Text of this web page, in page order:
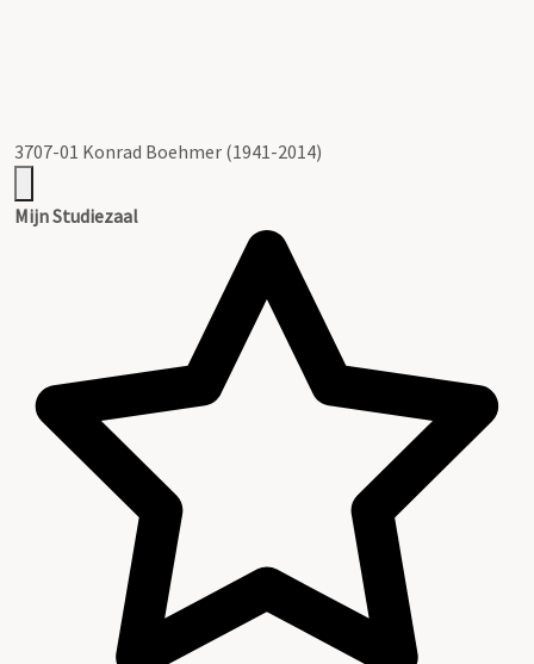
3707-01 Konrad Boehmer (1941-2014)
Mijn Studiezaal